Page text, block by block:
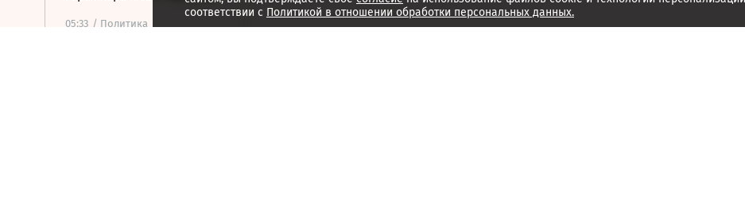
05:33 / Политика
соответствии с Политикой в отношении обработки персональных данных.